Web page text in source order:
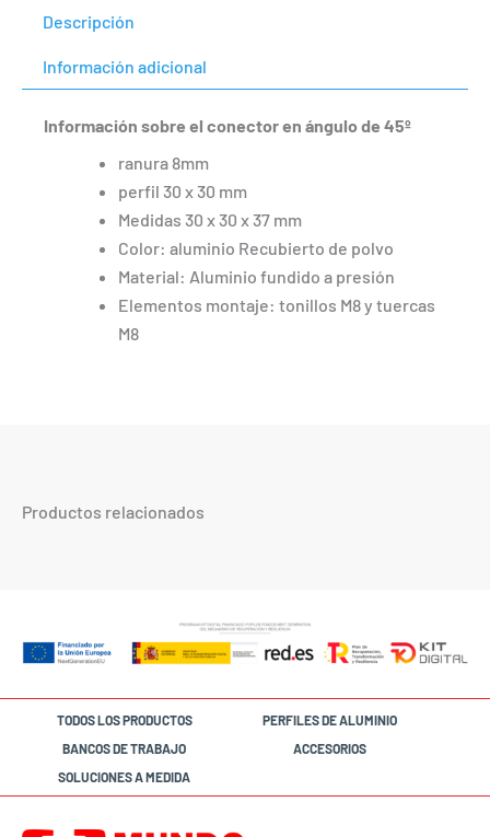
Descripción
Información adicional
Información sobre el conector en ángulo de 45º
ranura 8mm
perfil 30 x 30 mm
Medidas 30 x 30 x 37 mm
Color: aluminio Recubierto de polvo
Material: Aluminio fundido a presión
Elementos montaje: tonillos M8 y tuercas
M8
Productos relacionados
TODOS LOS PRODUCTOS
PERFILES DE ALUMINIO
BANCOS DE TRABAJO
ACCESORIOS
SOLUCIONES A MEDIDA